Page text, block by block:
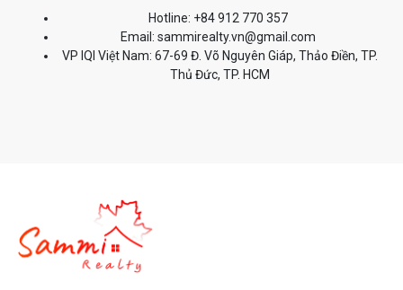
Hotline: +84 912 770 357
Email: sammirealty.vn@gmail.com
VP IQI Việt Nam: 67-69 Đ. Võ Nguyên Giáp, Thảo Điền, TP.
Thủ Đức, TP. HCM